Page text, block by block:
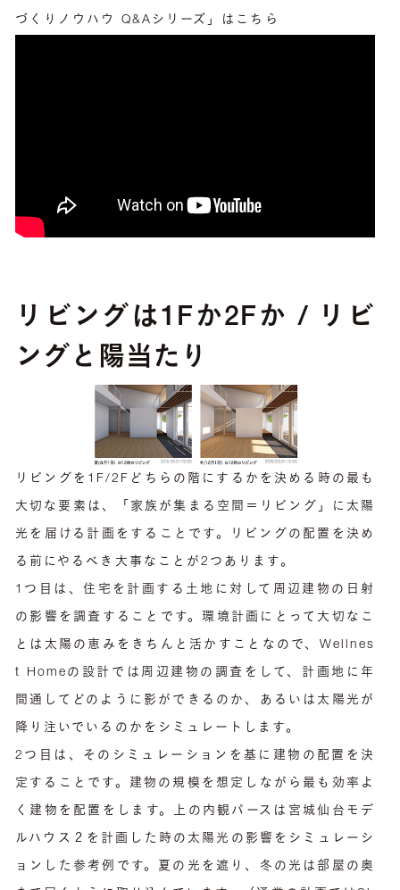
づくりノウハウ Q&Aシリーズ」はこちら
リビングは1Fか2Fか / リビ
ングと陽当たり
リビングを1F/2Fどちらの階にするかを決める時の最も
大切な要素は、「家族が集まる空間＝リビング」に太陽
光を届ける計画をすることです。リビングの配置を決め
る前にやるべき大事なことが2つあります。
1つ目は、住宅を計画する土地に対して周辺建物の日射
の影響を調査することです。環境計画にとって大切なこ
とは太陽の恵みをきちんと活かすことなので、Wellnes
t Homeの設計では周辺建物の調査をして、計画地に年
間通してどのように影ができるのか、あるいは太陽光が
降り注いでいるのかをシミュレートします。
2つ目は、そのシミュレーションを基に建物の配置を決
定することです。建物の規模を想定しながら最も効率よ
く建物を配置をします。上の内観パースは宮城仙台モデ
ルハウス２を計画した時の太陽光の影響をシミュレーシ
ョンした参考例です。夏の光を遮り、冬の光は部屋の奥